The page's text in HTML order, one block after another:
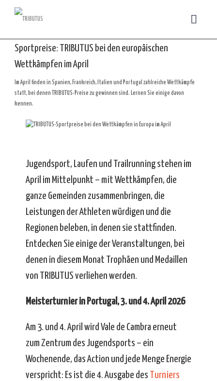
Sportpreise: TRIBUTUS bei den europäischen
Wettkämpfen im April
Im April finden in Spanien, Frankreich, Italien und Portugal zahlreiche Wettkämpfe
statt, bei denen TRIBUTUS-Preise zu gewinnen sind. Lernen Sie einige davon
kennen.
Jugendsport, Laufen und Trailrunning stehen im
April im Mittelpunkt – mit Wettkämpfen, die
ganze Gemeinden zusammenbringen, die
Leistungen der Athleten würdigen und die
Regionen beleben, in denen sie stattfinden.
Entdecken Sie einige der Veranstaltungen, bei
denen in diesem Monat Trophäen und Medaillen
von TRIBUTUS verliehen werden.
Meisterturnier in Portugal, 3. und 4. April 2026
Am 3. und 4. April wird Vale de Cambra erneut
zum Zentrum des Jugendsports – ein
Wochenende, das Action und jede Menge Energie
verspricht: Es ist die 4. Ausgabe des
Turniers